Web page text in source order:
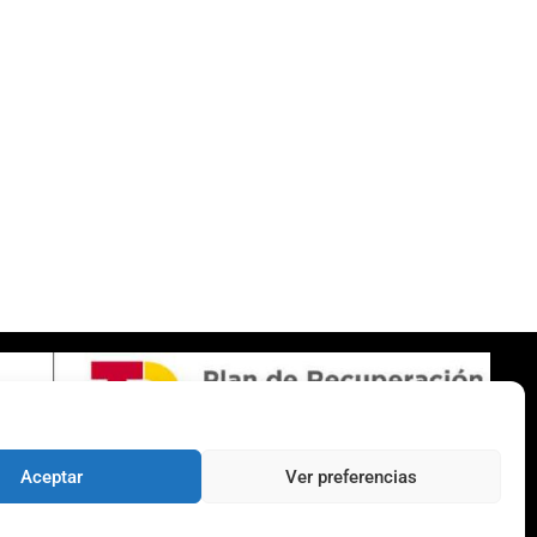
Aceptar Ver preferencias